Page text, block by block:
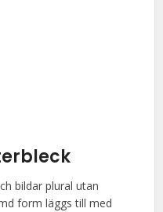
bildar plural utan
form läggs till med